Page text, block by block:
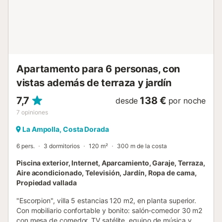
Apartamento para 6 personas, con
vistas además de terraza y jardín
7,7
7 opiniones
desde 138 € por noche
La Ampolla, Costa Dorada
6 pers. 3 dormitorios 120 m² 300 m de la costa
Piscina exterior, Internet, Aparcamiento, Garaje, Terraza,
Aire acondicionado, Televisión, Jardín, Ropa de cama,
Propiedad vallada
"Escorpion", villa 5 estancias 120 m2, en planta superior.
Con mobiliario confortable y bonito: salón-comedor 30 m2